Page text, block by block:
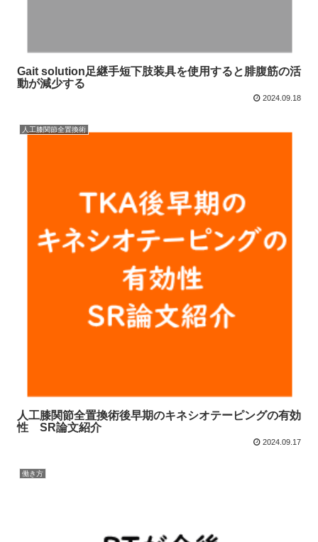
Gait solution足継手短下肢装具を使用すると腓腹筋の活
動が減少する
2024.09.18
人工膝関節全置換術
人工膝関節全置換術後早期のキネシオテーピングの有効
性 SR論文紹介
2024.09.17
働き方